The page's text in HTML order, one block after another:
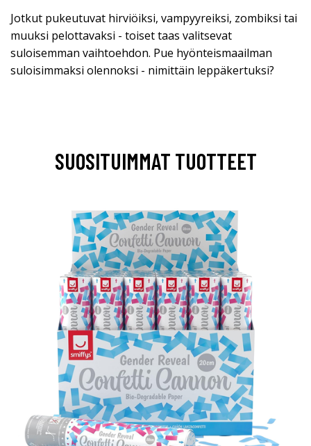
Jotkut pukeutuvat hirviöiksi, vampyyreiksi, zombiksi tai
muuksi pelottavaksi - toiset taas valitsevat
suloisemman vaihtoehdon. Pue hyönteismaailman
suloisimmaksi olennoksi - nimittäin leppäkertuksi?
SUOSITUIMMAT TUOTTEET